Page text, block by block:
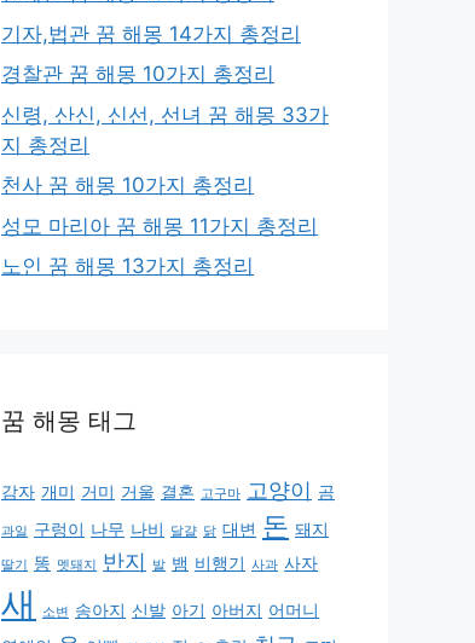
기자,법관 꿈 해몽 14가지 총정리
경찰관 꿈 해몽 10가지 총정리
신령, 산신, 신선, 선녀 꿈 해몽 33가
지 총정리
천사 꿈 해몽 10가지 총정리
성모 마리아 꿈 해몽 11가지 총정리
노인 꿈 해몽 13가지 총정리
꿈 해몽 태그
감자 개미 거미 거울 결혼 고구마 고양이 곰
과일 구렁이 나무 나비 달걀 닭 대변 돈 돼지
딸기 똥 멧돼지 반지 발 뱀 비행기 사과 사자
새 소변 송아지 신발 아기 아버지 어머니